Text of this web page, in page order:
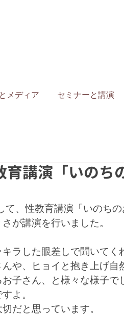
メディア セミナーと講演
講演「いのち
、性教育講演「いのちの
が講演を行いました。
ラした眼差しで聞いてく
や、ヒョイと抱き上げ自
子さん、と様々な様子で
よ。
だと思っています。